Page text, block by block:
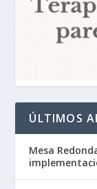
ÚLTIMOS
Mesa